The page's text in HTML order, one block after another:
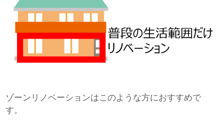
ゾーンリノベーションはこのような方におすすめで
す。